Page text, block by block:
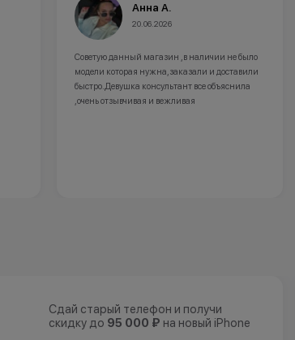
Анна А.
20.06.2026
Советую данный магазин ,в наличии не было
модели которая нужна,заказали и доставили
быстро.Девушка консультант все объяснила
,очень отзывчивая и вежливая
Сдай старый телефон и получи
скидку до 95 000 ₽ на новый iPhone